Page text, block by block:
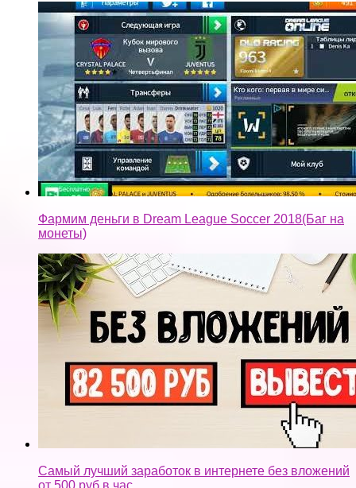
Фармим деньги в Dream League Soccer 2018(Баг на
монеты)
Самый лучший заработок в интернете без вложений
от 500 руб в час